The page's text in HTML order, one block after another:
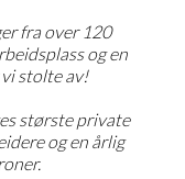
fra over 120
og en
stolte av!
største private
og en årlig